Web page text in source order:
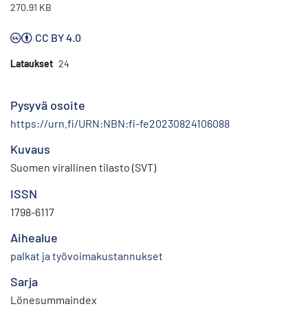
270.91 KB
CC BY 4.0
Lataukset 24
Pysyvä osoite
https://urn.fi/URN:NBN:fi-fe20230824106088
Kuvaus
Suomen virallinen tilasto (SVT)
ISSN
1798-6117
Aihealue
palkat ja työvoimakustannukset
Sarja
Lönesummaindex